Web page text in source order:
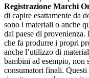
Registrazione Marchi
di capire esattamente da
sono i materiali o anche
dal paese di provenienza.
che fa produrre i propri
anche l’utilizzo di
bambini ad esempio, non
consumatori finali.